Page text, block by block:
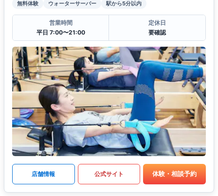
無料体験 ウォーターサーバー 駅から5分以内
営業時間
平日 7:00〜21:00
定休日
要確認
店舗情報 公式サイト 体験・相談予約